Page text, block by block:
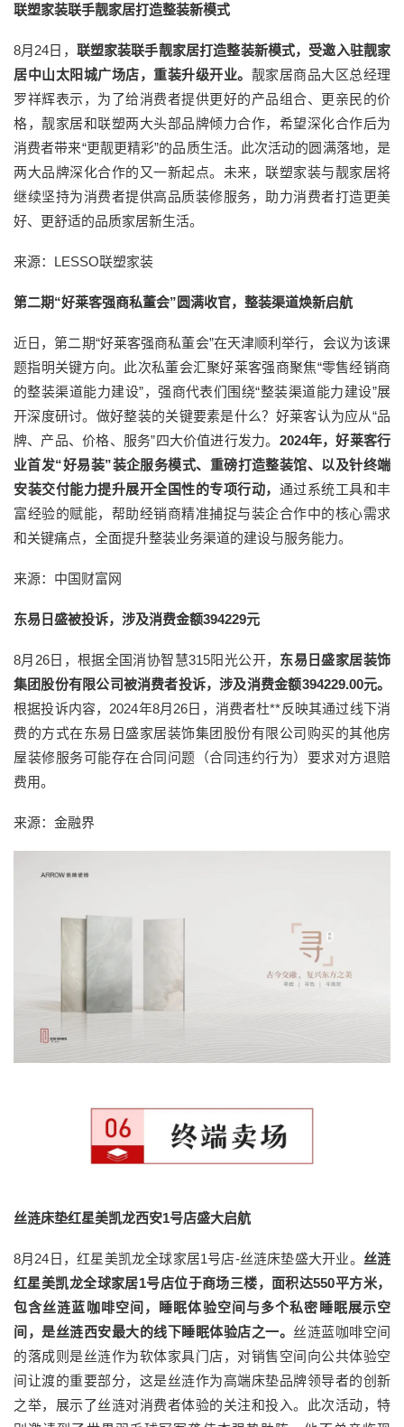
联塑家装联手靓家居打造整装新模式
8月24日， 联塑家装联手靓家居打造整装新模式，受邀入驻靓家
居中山太阳城广场店，重装升级开业。 靓家居商品大区总经理
罗祥辉表示，为了给消费者提供更好的产品组合、更亲民的价
格，靓家居和联塑两大头部品牌倾力合作，希望深化合作后为
消费者带来“更靓更精彩”的品质生活。此次活动的圆满落地，是
两大品牌深化合作的又一新起点。未来，联塑家装与靓家居将
继续坚持为消费者提供高品质装修服务，助力消费者打造更美
好、更舒适的品质家居新生活。
来源：LESSO联塑家装
第二期“好莱客强商私董会”圆满收官，整装渠道焕新启航
近日，第二期“好莱客强商私董会”在天津顺利举行，会议为该课
题指明关键方向。此次私董会汇聚好莱客强商聚焦“零售经销商
的整装渠道能力建设”，强商代表们围绕“整装渠道能力建设”展
开深度研讨。做好整装的关键要素是什么？好莱客认为应从“品
牌、产品、价格、服务”四大价值进行发力。 2024年，好莱客行
业首发“好易装”装企服务模式、重磅打造整装馆、以及针终端
安装交付能力提升展开全国性的专项行动， 通过系统工具和丰
富经验的赋能，帮助经销商精准捕捉与装企合作中的核心需求
和关键痛点，全面提升整装业务渠道的建设与服务能力。
来源：中国财富网
东易日盛被投诉，涉及消费金额394229元
8月26日，根据全国消协智慧315阳光公开， 东易日盛家居装饰
集团股份有限公司被消费者投诉，涉及消费金额394229.00元。
根据投诉内容，2024年8月26日，消费者杜**反映其通过线下消
费的方式在东易日盛家居装饰集团股份有限公司购买的其他房
屋装修服务可能存在合同问题（合同违约行为）要求对方退赔
费用。
来源：金融界
丝涟床垫红星美凯龙西安1号店盛大启航
8月24日，红星美凯龙全球家居1号店-丝涟床垫盛大开业。 丝涟
红星美凯龙全球家居1号店位于商场三楼，面积达550平方米，
包含丝涟蓝咖啡空间，睡眠体验空间与多个私密睡眠展示空
间，是丝涟西安最大的线下睡眠体验店之一。 丝涟蓝咖啡空间
的落成则是丝涟作为软体家具门店，对销售空间向公共体验空
间让渡的重要部分，这是丝涟作为高端床垫品牌领导者的创新
之举，展示了丝涟对消费者体验的关注和投入。此次活动，特